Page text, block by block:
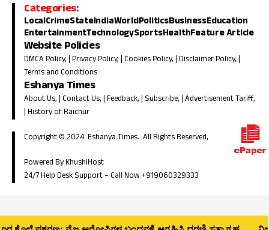
Categories:
LocalCrimeStateIndiaWorldPoliticsBusinessEducation
EntertainmentTechnologySportsHealthFeature Article
Website Policies
DMCA Policy, |Privacy Policy, |Cookies Policy, |Disclaimer Policy, |
Terms and Conditions
Eshanya Times
About Us, |Contact Us, |Feedback, | Subscribe, |Advertisement Tariff,
|History of Raichur
Copyright © 2024. Eshanya Times. All Rights Reserved,
Powered By KhushiHost
24/7 Help Desk Support –Call Now +919060329333